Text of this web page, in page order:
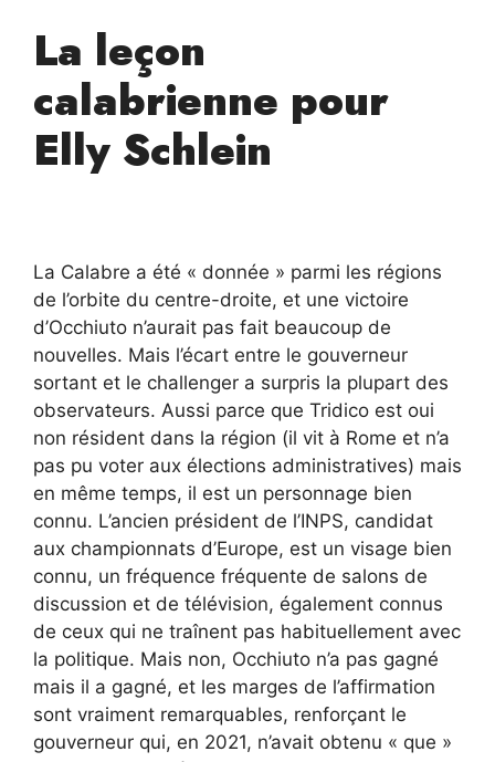
La leçon
calabrienne pour
Elly Schlein
La Calabre a été « donnée » parmi les régions
de l’orbite du centre-droite, et une victoire
d’Occhiuto n’aurait pas fait beaucoup de
nouvelles. Mais l’écart entre le gouverneur
sortant et le challenger a surpris la plupart des
observateurs. Aussi parce que Tridico est oui
non résident dans la région (il vit à Rome et n’a
pas pu voter aux élections administratives) mais
en même temps, il est un personnage bien
connu. L’ancien président de l’INPS, candidat
aux championnats d’Europe, est un visage bien
connu, un fréquence fréquente de salons de
discussion et de télévision, également connus
de ceux qui ne traînent pas habituellement avec
la politique. Mais non, Occhiuto n’a pas gagné
mais il a gagné, et les marges de l’affirmation
sont vraiment remarquables, renforçant le
gouverneur qui, en 2021, n’avait obtenu « que »